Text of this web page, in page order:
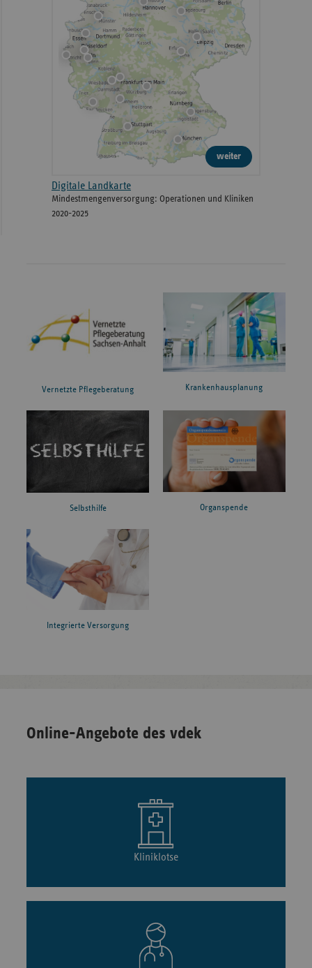
weiter
Digitale Landkarte
Mindestmengenversorgung: Operationen und Kliniken
2020-2025
Vernetzte Pflegeberatung Krankenhausplanung
Selbsthilfe Organspende
Integrierte Versorgung
Online-Angebote des vdek
Kliniklotse